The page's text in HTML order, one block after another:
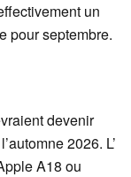
un
pour septembre.
devenir
2026. L’
A18 ou